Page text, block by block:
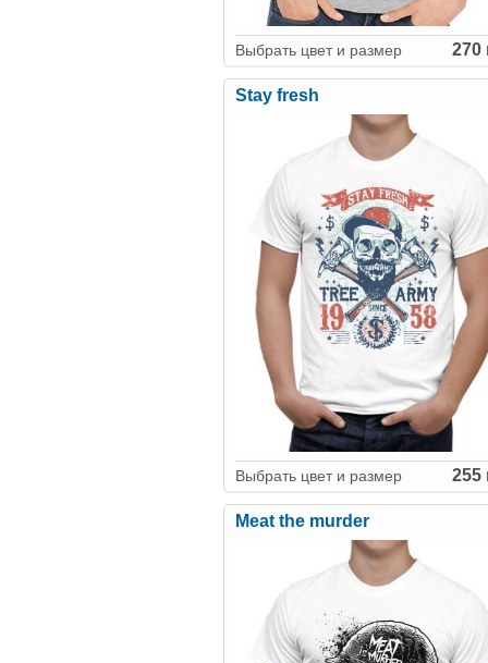
Выбрать цвет и размер 270
Stay fresh
Выбрать цвет и размер 255
Meat the murder